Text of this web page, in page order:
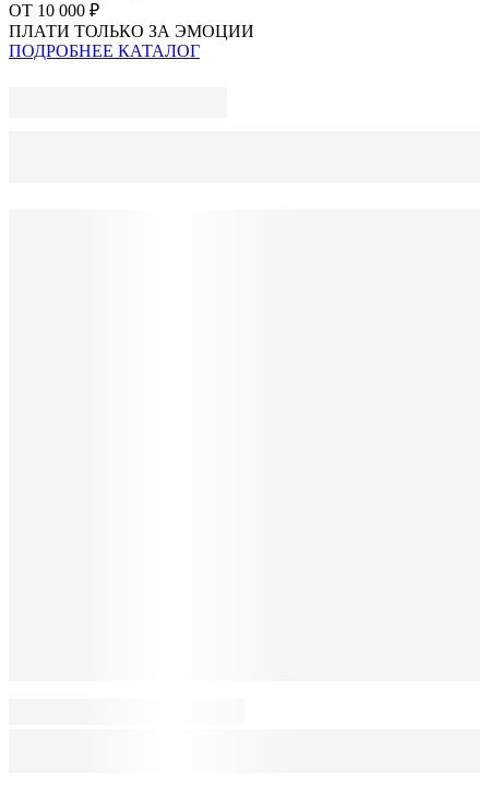
ОТ 10 000 ₽
ПЛАТИ ТОЛЬКО ЗА ЭМОЦИИ
ПОДРОБНЕЕ КАТАЛОГ